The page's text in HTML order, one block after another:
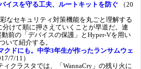
イスを守る工夫、ルートキットを防ぐ （20
なセキュリティ対策機能を丸ごと理解する
分けて順に押さえていくことが早道だ。連
前の「デバイスの保護」とHyper-Vを用い
いて紹介する。
クドにも。中学3年生が作ったランサムウェ
7/11）
ィクラスタでは、「WannaCry」の残り火に